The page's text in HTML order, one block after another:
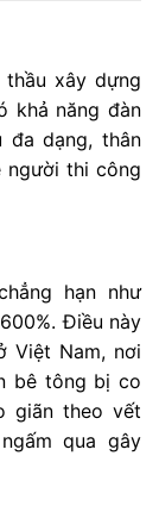
xây dựng
khả năng đàn
đa dạng, thân
người thi công
hạn như
Điều này
Việt Nam, nơi
bê tông bị co
giãn theo vết
qua gây